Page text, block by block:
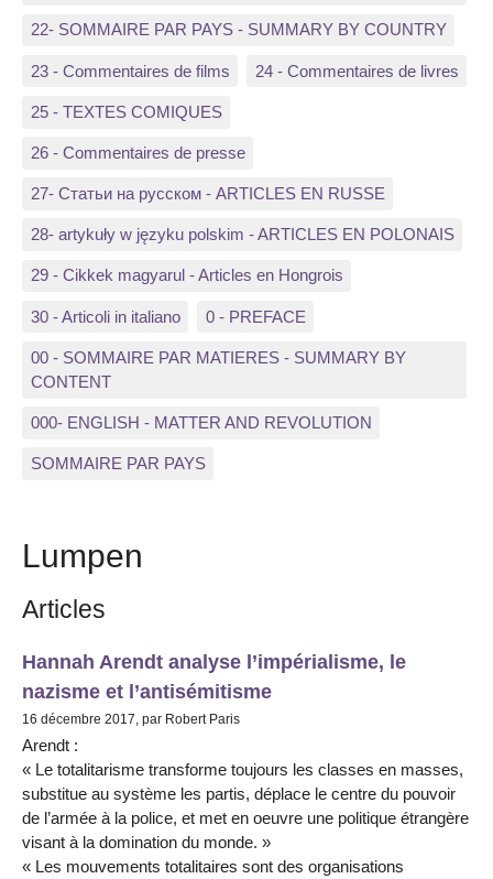
22- SOMMAIRE PAR PAYS - SUMMARY BY COUNTRY
23 - Commentaires de films 24 - Commentaires de livres
25 - TEXTES COMIQUES
26 - Commentaires de presse
27- Статьи на русском - ARTICLES EN RUSSE
28- artykuły w języku polskim - ARTICLES EN POLONAIS
29 - Cikkek magyarul - Articles en Hongrois
30 - Articoli in italiano 0 - PREFACE
00 - SOMMAIRE PAR MATIERES - SUMMARY BY
CONTENT
000- ENGLISH - MATTER AND REVOLUTION
SOMMAIRE PAR PAYS
Lumpen
Articles
Hannah Arendt analyse l’impérialisme, le
nazisme et l’antisémitisme
16 décembre 2017, par Robert Paris
Arendt :
« Le totalitarisme transforme toujours les classes en masses,
substitue au système les partis, déplace le centre du pouvoir
de l’armée à la police, et met en oeuvre une politique étrangère
visant à la domination du monde. »
« Les mouvements totalitaires sont des organisations